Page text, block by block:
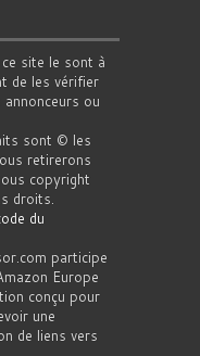
site le sont à
de les vérifier
ou
sont © les
retirerons
copyright
droits.
du
participe
Europe
conçu pour
une
de liens vers